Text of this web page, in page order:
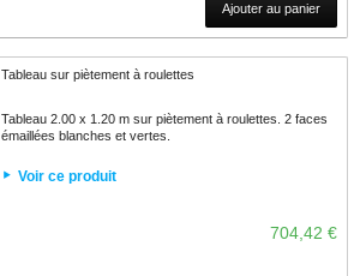
Ajouter au panier
Tableau sur piètement à roulettes
Tableau 2.00 x 1.20 m sur piètement à roulettes. 2 faces
émaillées blanches et vertes.
Voir ce produit
704,42 €